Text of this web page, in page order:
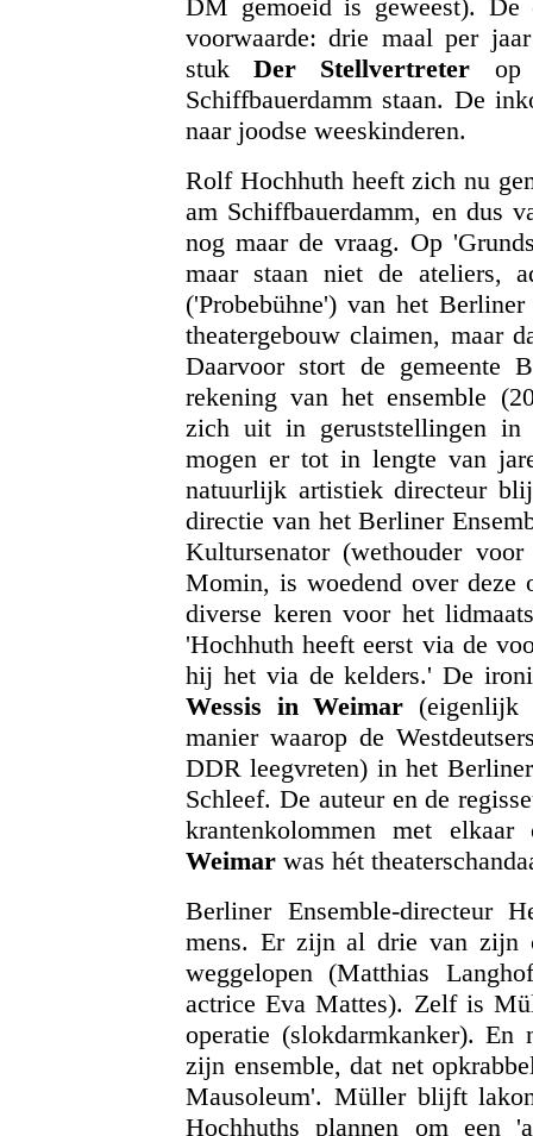
DM gemoeid is geweest). De
voorwaarde: drie maal per
stukDer Stellvertreter op
Schiffbauerdamm staan. De
naar joodse weeskinderen.
Rolf Hochhuth heeft zich nu
am Schiffbauerdamm, en dus
nog maar de vraag. Op
maar staan niet de ateliers,
('Probebühne') van het
theatergebouw claimen, maar
Daarvoor stort de
rekening van het ensemble
zich uit in geruststellingen in
mogen er tot in lengte van
natuurlijk artistiek directeur
directie van het Berliner
Kultursenator (wethouder
Momin, is woedend over deze
diverse keren voor het
'Hochhuth heeft eerst via de
hij het via de kelders.' De
Wessis in Weimar
manier waarop de
DDR leegvreten) in het
Schleef. De auteur en de
krantenkolommen met
Weimar was hét
Berliner Ensemble-directeur
mens. Er zijn al drie van zijn
weggelopen (Matthias
actrice Eva Mattes). Zelf is
operatie (slokdarmkanker).
zijn ensemble, dat net
Mausoleum'. Müller blijft
Hochhuths plannen om een